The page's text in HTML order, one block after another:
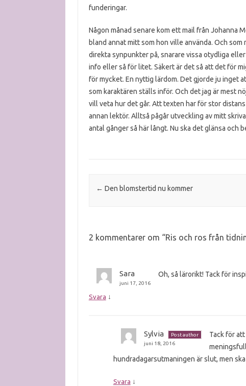
funderingar.
Någon månad senare kom ett mail från Johanna
bland annat mitt som hon ville använda. Och
direkta synpunkter på, snarare vissa otydliga
info eller så för litet. Säkert är det så att det för
för mycket. En nyttig lärdom. Det gjorde ju inget
som karaktären ställs inför. Och det jag är mest
vill veta hur det går. Att texten har för stor
annan lektör. Alltså pågår utveckling av mitt
antal gånger så här långt. Nu ska det glänsa och
Post navigation
← Den blomstertid nu kommer
2 kommentarer om “Ris och ros från
Sara
juni 17, 2016
Oh, så lärorikt! Tack för
Svara ↓
Sylvia
Post author
juni 18, 2016
Tack för
hundradagarsutmaningen är slut, men
Svara ↓